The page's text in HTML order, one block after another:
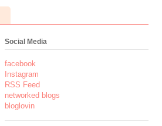
Social Media
facebook
Instagram
RSS Feed
networked blogs
bloglovin